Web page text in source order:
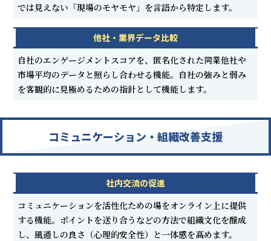
では見えない「現場のモヤモヤ」を言語から特定します。
他社・業界データ比較
自社のエンゲージメントスコアを、匿名化された同業他社や
市場平均のデータと照らし合わせる機能。自社の強みと弱み
を客観的に見極めるための指針として機能します。
コミュニケーション・組織改善支援
社内交流の促進
コミュニケーションを活性化ための場をオンライン上に提供
する機能。ポイントを送り合うなどの方法で組織文化を醸成
し、風通しの良さ（心理的安全性）と一体感を高めます。